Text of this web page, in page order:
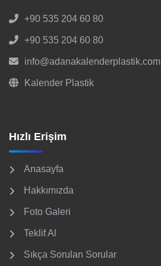
+90 535 204 60 80
+90 535 204 60 80
info@adanakalenderplastik.com
Kalender Plastik
Hızlı Erişim
Anasayfa
Hakkımızda
Foto Galeri
Teklif Al
Sıkça Sorulan Sorular